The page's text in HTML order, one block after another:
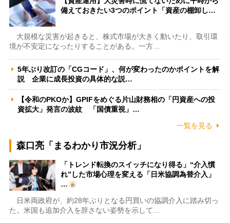
備えておきたい3つのポイント「資産の棚卸し…
大規模な災害が起きると、株式市場が大きく動いたり、取引環
境が不安定になったりすることがある。一方…
5年ぶり改訂の「CGコード」、何が変わったのかポイントを解
説 企業に成長投資の具体的な説…
【令和のPKOか】GPIFをめぐる片山財務相の「円資産への投
資拡大」発言の波紋 「国債重視」…
一覧を見る
森口亮「まるわかり市況分析」
「トレンド転換のスイッチになり得る」“介入慣
れ”した市場心理を変える「日米協調為替介入」
…
日米両政府が、約28年ぶりとなる円買いの協調介入に踏み切っ
た。米国も追加介入を辞さない姿勢を示して…